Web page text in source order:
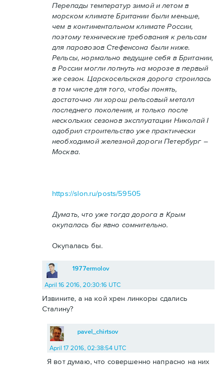
Перепады температур зимой и летом в
морском климате Британии были меньше,
чем в континентальном климате России,
поэтому технические требования к рельсам
для паровозов Стефенсона были ниже.
Рельсы, нормально ведущие себя в Британии,
в России могли лопнуть на морозе в первый
же сезон. Царскосельская дорога строилась
в том числе для того, чтобы понять,
достаточно ли хорош рельсовый металл
последнего поколения, и только после
нескольких сезонов эксплуатации Николай I
одобрил строительство уже практически
необходимой железной дороги Петербург –
Москва.
https://slon.ru/posts/59505
Думать, что уже тогда дорога в Крым
окупалась бы явно сомнительно.
Окупалась бы.
1977ermolov
April 16 2016, 20:30:16 UTC
Извините, а на кой хрен линкоры сдались
Сталину?
pavel_chirtsov
April 17 2016, 02:38:54 UTC
Я вот думаю, что совершенно напрасно на них